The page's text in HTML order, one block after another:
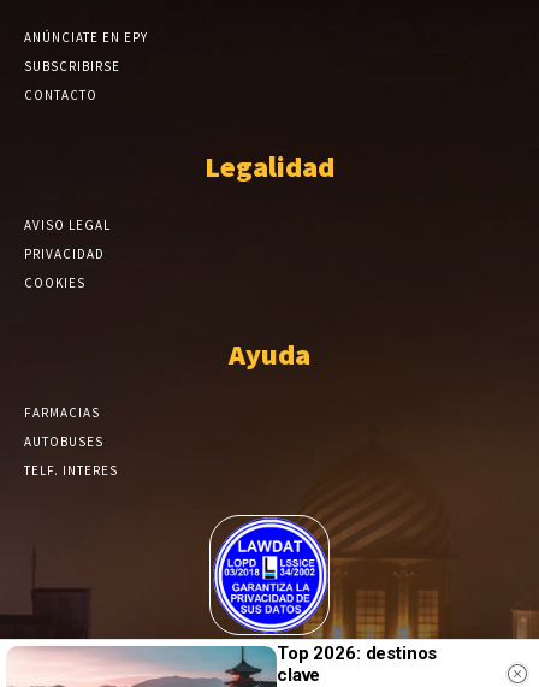
ANÚNCIATE EN EPY
SUBSCRIBIRSE
CONTACTO
Legalidad
AVISO LEGAL
PRIVACIDAD
COOKIES
Ayuda
FARMACIAS
AUTOBUSES
TELF. INTERES
El Periódico de Yecla alcanza un grado más de compromiso en el
tratamiento de sus datos.
Top 2026: destinos
clave